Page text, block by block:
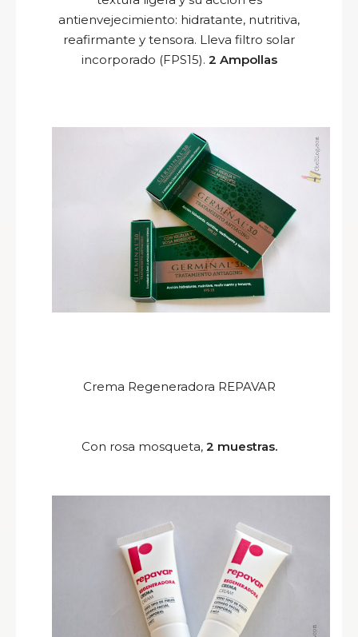
antienvejecimiento: hidratante, nutritiva,
reafirmante y tensora. Lleva filtro solar
incorporado (FPS15). 2 Ampollas
Crema Regeneradora REPAVAR
Con rosa mosqueta, 2 muestras.